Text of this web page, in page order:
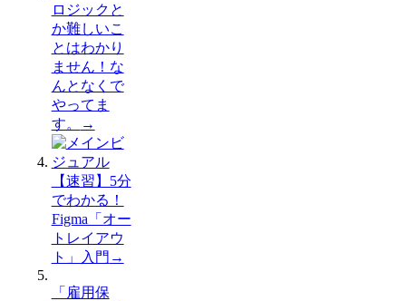
ロジックと
か難しいこ
とはわかり
ません！な
んとなくで
やってま
す。
→
【速習】5分
でわかる！
Figma「オー
トレイアウ
ト」入門 →
「雇用保